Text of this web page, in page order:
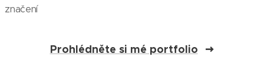
značení
Prohlédněte si mé portfolio